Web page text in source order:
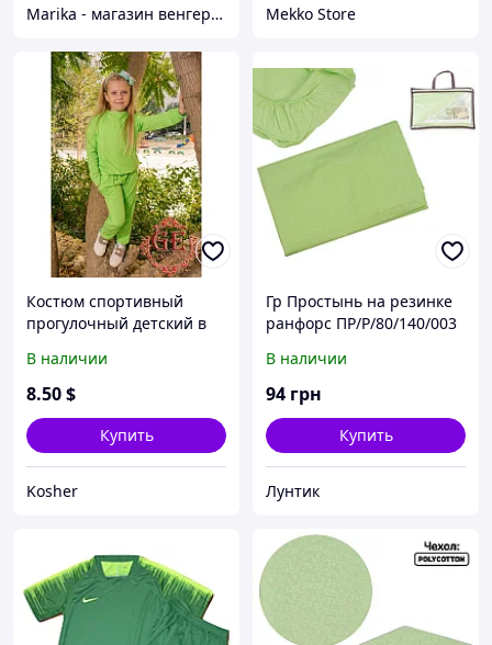
Marika - магазин венгерских купальников больших размеров Mekko Store
Костюм спортивный
прогулочный детский в
В наличии
8.50$
Купить
Kosher
Гр Простынь на резинке
ранфорс ПР/Р/80/140/003
80х140см, ТМ Алекс
В наличии
94 грн
Купить
Лунтик